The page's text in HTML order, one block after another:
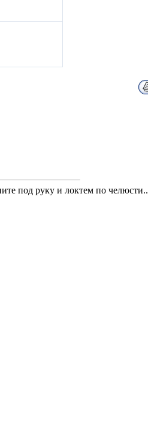
под руку и локтем по